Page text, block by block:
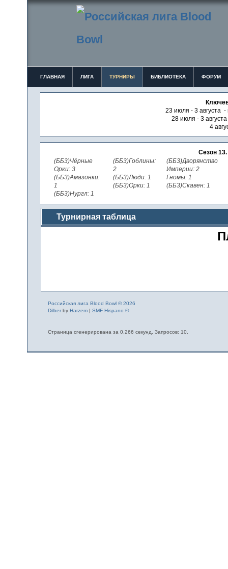
ГЛАВНАЯ ЛИГА ТУРНИРЫ БИБЛИОТЕКА ФОРУМ
23 июля - 3 августа -
28 июля - 3
4
Сезон 13.
(ББ3)Чёрные
Орки: 3
(ББ3)Амазонки:
1
(ББ3)Нургл: 1
(ББ3)Гоблины:
2
(ББ3)Люди: 1
(ББ3)Орки: 1
(ББ3)Дворянство
Империи: 2
Гномы: 1
(ББ3)Скавен: 1
Турнирная таблица
Российская лига Blood Bowl © 2026
Dilberby Harzem| SMF Hispano ©
Страница сгенерирована за 0.266 секунд. Запросов: 10.